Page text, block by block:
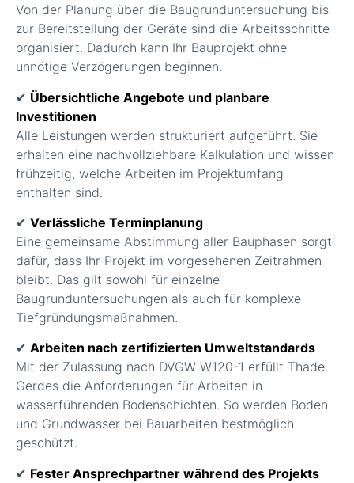
Von der Planung über die Baugrunduntersuchung bis
zur Bereitstellung der Geräte sind die Arbeitsschritte
organisiert. Dadurch kann Ihr Bauprojekt ohne
unnötige Verzögerungen beginnen.
✔ Übersichtliche Angebote und planbare
Investitionen
Alle Leistungen werden strukturiert aufgeführt. Sie
erhalten eine nachvollziehbare Kalkulation und wissen
frühzeitig, welche Arbeiten im Projektumfang
enthalten sind.
✔ Verlässliche Terminplanung
Eine gemeinsame Abstimmung aller Bauphasen sorgt
dafür, dass Ihr Projekt im vorgesehenen Zeitrahmen
bleibt. Das gilt sowohl für einzelne
Baugrunduntersuchungen als auch für komplexe
Tiefgründungsmaßnahmen.
✔ Arbeiten nach zertifizierten Umweltstandards
Mit der Zulassung nach DVGW W120-1 erfüllt Thade
Gerdes die Anforderungen für Arbeiten in
wasserführenden Bodenschichten. So werden Boden
und Grundwasser bei Bauarbeiten bestmöglich
geschützt.
✔ Fester Ansprechpartner während des Projekts